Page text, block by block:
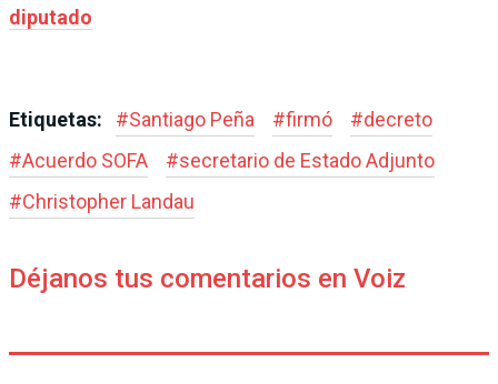
diputado
Etiquetas: #Santiago Peña #firmó #decreto
#Acuerdo SOFA #secretario de Estado Adjunto
#Christopher Landau
Déjanos tus comentarios en Voiz